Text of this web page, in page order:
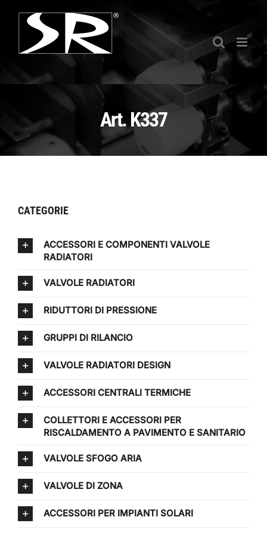
contenuto
Art. K337
CATEGORIE
ACCESSORI E COMPONENTI VALVOLE
RADIATORI
VALVOLE RADIATORI
RIDUTTORI DI PRESSIONE
GRUPPI DI RILANCIO
VALVOLE RADIATORI DESIGN
ACCESSORI CENTRALI TERMICHE
COLLETTORI E ACCESSORI PER
RISCALDAMENTO A PAVIMENTO E SANITARIO
VALVOLE SFOGO ARIA
VALVOLE DI ZONA
ACCESSORI PER IMPIANTI SOLARI